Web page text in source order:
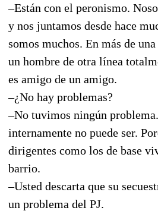
–Están con el peronismo.
y nos juntamos desde hace
somos muchos. En más de
un hombre de otra línea
es amigo de un amigo.
–¿No hay problemas?
–No tuvimos ningún
internamente no puede ser.
dirigentes como los de base
barrio.
–Usted descarta que su
un problema del PJ.